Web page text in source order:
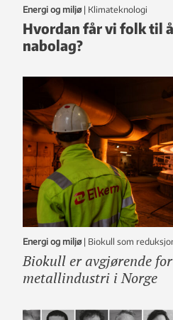
Energi og miljø | klimateknologi
Hvordan får vi folk til
nabolag?
Energi og miljø | Biokull som
Biokull er avgjørende
metallindustri i Norge